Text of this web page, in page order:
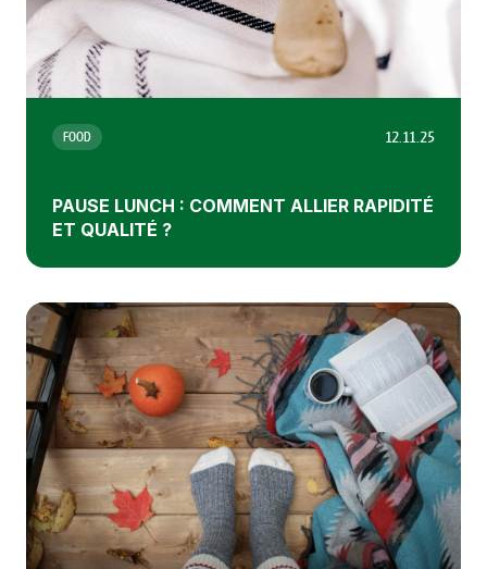
FOOD 12.11.25
PAUSE LUNCH : COMMENT ALLIER RAPIDITÉ
ET QUALITÉ ?